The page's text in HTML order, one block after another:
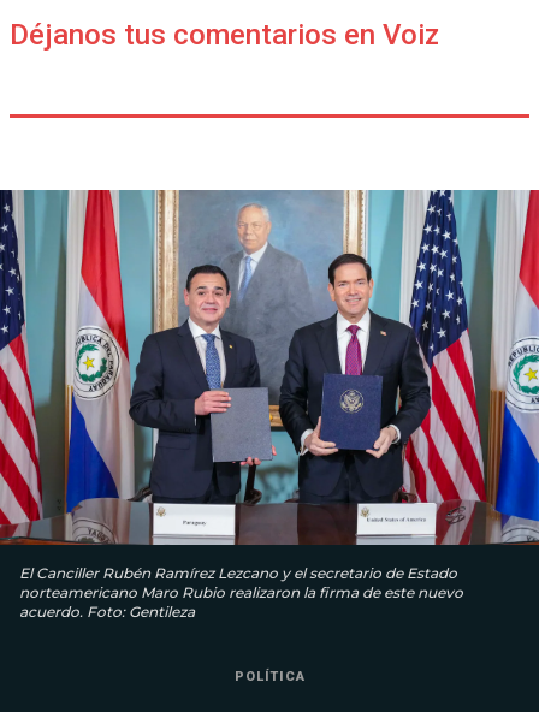
Déjanos tus comentarios en Voiz
El Canciller Rubén Ramírez Lezcano y el secretario de Estado
norteamericano Maro Rubio realizaron la firma de este nuevo
acuerdo. Foto: Gentileza
POLÍTICA